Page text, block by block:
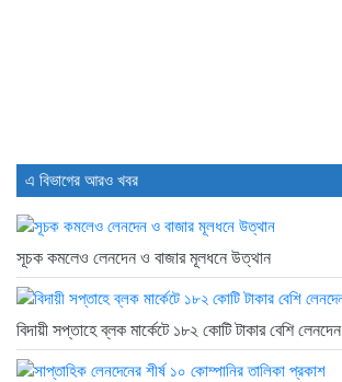
এ বিভাগের আরও খবর
সূচক কমলেও লেনদেন ও বাজার মূলধনে উত্থান
বিদায়ী সপ্তাহে ব্লক মার্কেটে ১৮২ কোটি টাকার বেশি লেনদেন